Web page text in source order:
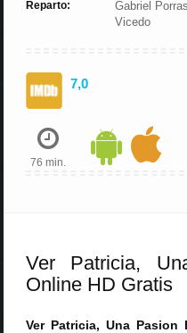
Reparto:
Gabriel
Vicedo
7,0
76 min.
Ver Patricia,
Online HD Gratis
Ver Patricia, Una Pasion